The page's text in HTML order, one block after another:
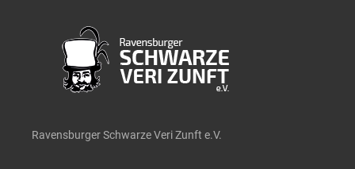
Ravensburger Schwarze Veri Zunft e.V.